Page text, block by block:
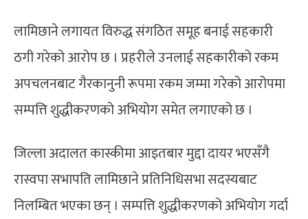
लामिछाने लगायत विरुद्ध संगठित समूह बनाई सहकारी
ठगी गरेको आरोप छ । प्रहरीले उनलाई सहकारीको रकम
अपचलनबाट गैरकानुनी रूपमा रकम जम्मा गरेको आरोपमा
सम्पत्ति शुद्धीकरणको अभियोग समेत लगाएको छ ।
जिल्ला अदालत कास्कीमा आइतबार मुद्दा दायर भएसँगै
रास्वपा सभापति लामिछाने प्रतिनिधिसभा सदस्यबाट
निलम्बित भएका छन् । सम्पत्ति शुद्धीकरणको अभियोग गर्दा